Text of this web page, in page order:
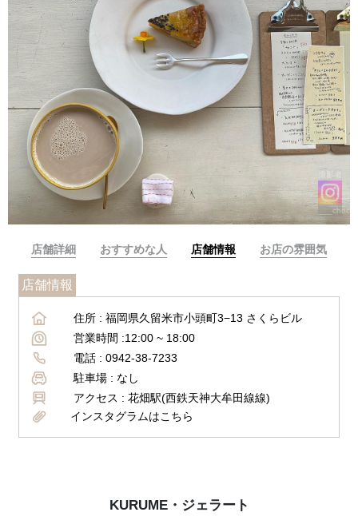
店舗詳細 おすすめな人 店舗情報 お店の雰囲気
店舗情報
住所 : 福岡県久留米市小頭町3−13 さくらビル
営業時間 :12:00 ~ 18:00
電話 : 0942-38-7233
駐車場 : なし
アクセス : 花畑駅(西鉄天神大牟田線線)
インスタグラムはこちら
KURUME・ジェラート